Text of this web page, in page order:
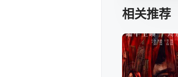
相关推荐